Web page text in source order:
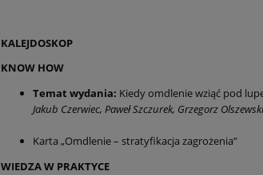
KALEJDOSKOP
KNOW HOW
Temat wydania: Kiedy omdlenie wziąć pod
Jakub Czerwiec, Paweł Szczurek, Grzegorz Olszewski
Karta „Omdlenie – stratyfikacja zagrożenia”
WIEDZA W PRAKTYCE